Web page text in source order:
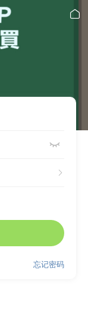



忘记密码